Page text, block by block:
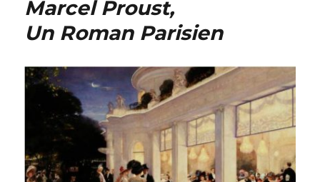
Marcel Proust,
Un Roman Parisien